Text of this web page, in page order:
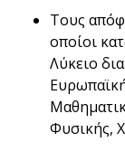
Τους
οποίοι
Λύκειο
Φυσικής,